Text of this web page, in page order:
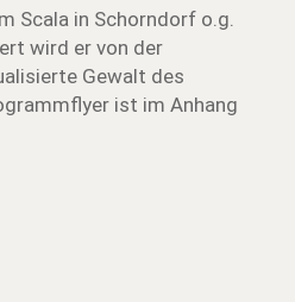
Scala in Schorndorf o.g.
wird er von der
Gewalt des
ist im Anhang